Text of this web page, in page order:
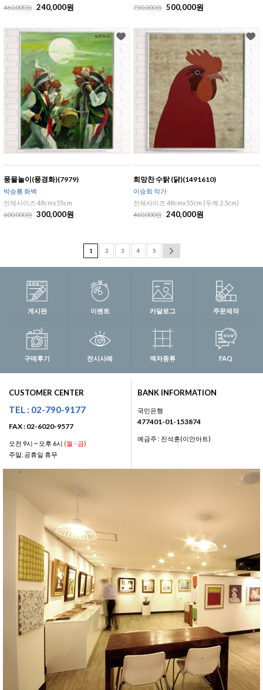
460,000원 240,000원
750,000원 500,000원
풍물놀이(풍경화)(7979)
박승룡 화백
전체사이즈 48cmx55cm
600,000원 300,000원
희망찬 수탉 (닭)(1491610)
이승희 작가
전체사이즈 48cmx55cm (두께 2.5cm)
460,000원 240,000원
1 2 3 4 5
게시판 이벤트 카달로그 주문제작
구매후기 전시사례 액자종류 FAQ
CUSTOMER CENTER
TEL : 02-790-9177
FAX : 02-6020-9577
오전 9시 ~ 오후 6시 (월 - 금)
주말, 공휴일 휴무
BANK INFORMATION
국민은행
477401-01-153874
예금주 : 진석훈(이안아트)